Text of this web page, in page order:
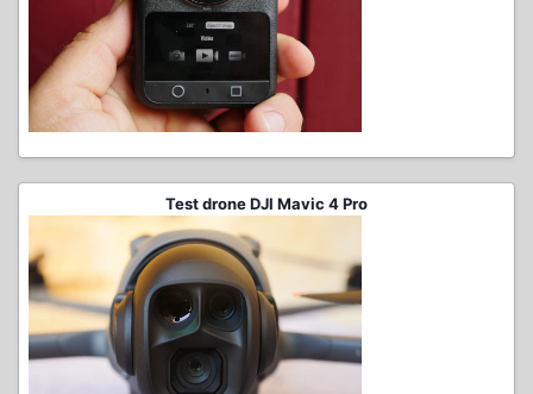
Test drone DJI Mavic 4 Pro